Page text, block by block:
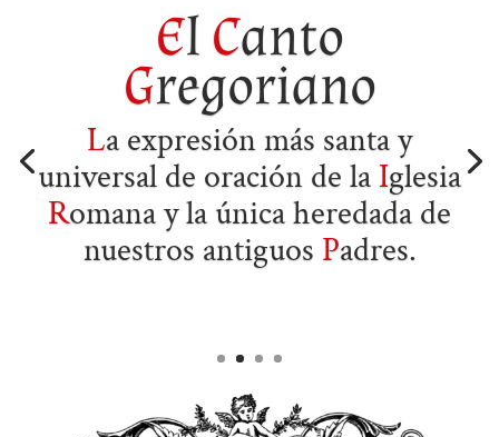
El Canto
Gregoriano
La expresión más santa y
universal de oración de la Iglesia
Romana y la única heredada de
nuestros antiguos Padres.